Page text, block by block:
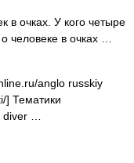
очках. У кого четыре
человеке в очках …
anglo russkiy
] Тематики
…